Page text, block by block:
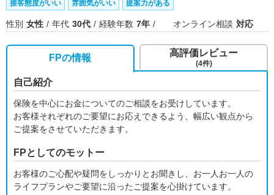
接客態度がいい 雰囲気がいい 提案力がある
性別 女性 年代 30代 経験年数 7年 オンライン相談 対応
FPの情報
自己紹介
保険を中心にお金についてのご相談をお受けしています。
お客様それぞれのご要望にお応えできるよう、幅広い観点から
ご提案をさせていただきます。
FPとしてのモットー
お客様のご心配や疑問をしっかりとお聞きし、お一人お一人の
ライフプランやご要望に沿ったご提案を心掛けています。
高評価レビュー
(4件)